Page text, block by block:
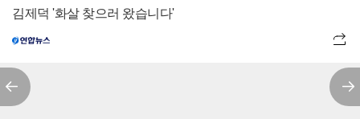
김제덕 '화살 찾으러 왔습니다'